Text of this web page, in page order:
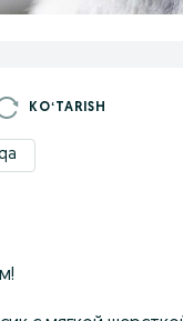
KOʻTARISH